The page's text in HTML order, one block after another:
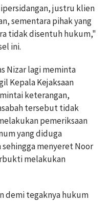
justru klien
sementara pihak yang
tidak disentuh hukum,"
ini.
Nizar lagi meminta
Kepala Kejaksaan
keterangan,
tersebut tidak
pemeriksaan
yang diduga
sehingga menyeret Noor
melakukan
demi tegaknya hukum